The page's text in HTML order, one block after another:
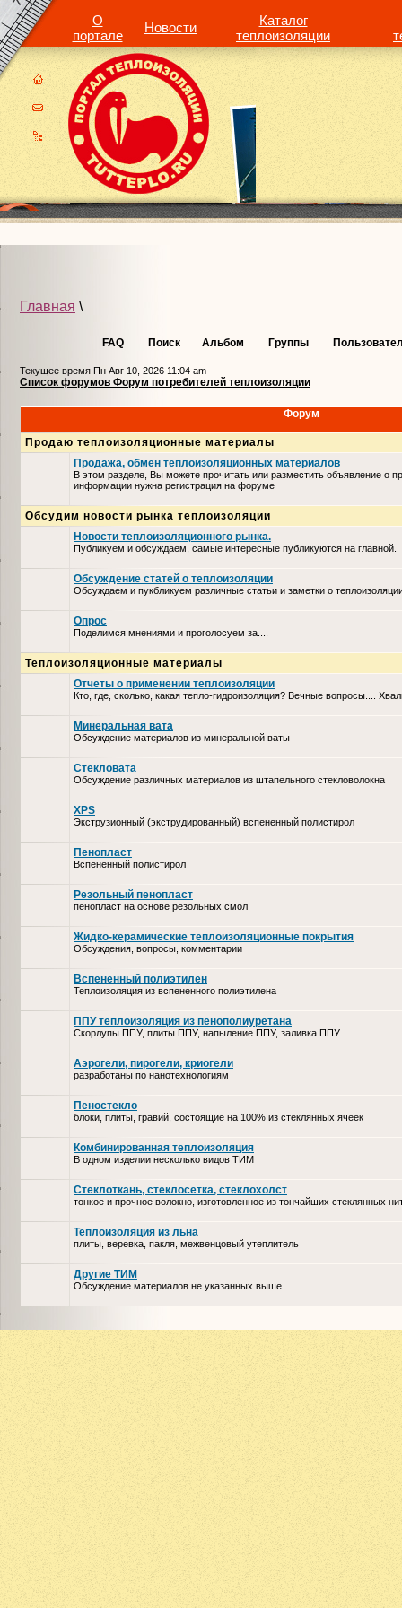
О
портале
Новости
Каталог
теплоизоляции
Главная \
FAQ Поиск Альбом Группы
Текущее время Пн Авг 10, 2026 11:04 am
Список форумов Форум потребителей теплоизоляции
Форум
Продаю теплоизоляционные материалы
Продажа, обмен теплоизоляционных материалов
В этом разделе, Вы можете прочитать или разместить объявление о
информации нужна регистрация на форуме
Обсудим новости рынка теплоизоляции
Новости теплоизоляционного рынка.
Публикуем и обсуждаем, самые интересные публикуются на главной.
Обсуждение статей о теплоизоляции
Обсуждаем и пукбликуем различные статьи и заметки о
Опрос
Поделимся мнениями и проголосуем за....
Теплоизоляционные материалы
Отчеты о применении теплоизоляции
Кто, где, сколько, какая тепло-гидроизоляция? Вечные вопросы....
Минеральная вата
Обсуждение материалов из минеральной ваты
Стекловата
Обсуждение различных материалов из штапельного стекловолокна
XPS
Экструзионный (экструдированный) вспененный полистирол
Пенопласт
Вспененный полистирол
Резольный пенопласт
пенопласт на основе резольных смол
Жидко-керамические теплоизоляционные покрытия
Обсуждения, вопросы, комментарии
Вспененный полиэтилен
Теплоизоляция из вспененного полиэтилена
ППУ теплоизоляция из пенополиуретана
Скорлупы ППУ, плиты ППУ, напыление ППУ, заливка ППУ
Аэрогели, пирогели, криогели
разработаны по нанотехнологиям
Пеностекло
блоки, плиты, гравий, состоящие на 100% из стеклянных ячеек
Комбинированная теплоизоляция
В одном изделии несколько видов ТИМ
Стеклоткань, стеклосетка, cтеклохолст
тонкое и прочное волокно, изготовленное из тончайших стеклянных
Теплоизоляция из льна
плиты, веревка, пакля, межвенцовый утеплитель
Другие ТИМ
Обсуждение материалов не указанных выше